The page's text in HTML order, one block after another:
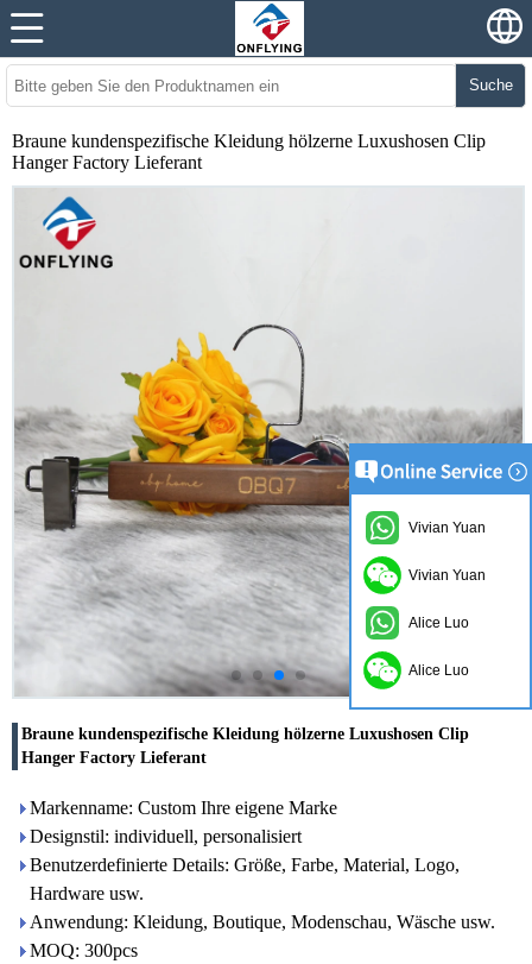
Suche
Braune kundenspezifische Kleidung hölzerne Luxushosen Clip
Hanger Factory Lieferant
Braune kundenspezifische Kleidung hölzerne Luxushosen Clip
Hanger Factory Lieferant
Markenname: Custom Ihre eigene Marke
Designstil: individuell, personalisiert
Benutzerdefinierte Details: Größe, Farbe, Material, Logo,
Hardware usw.
Anwendung: Kleidung, Boutique, Modenschau, Wäsche usw.
MOQ: 300pcs
Vivian Yuan
Vivian Yuan
Alice Luo
Alice Luo